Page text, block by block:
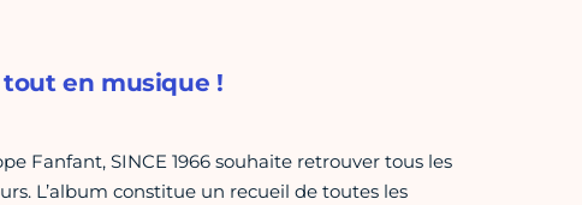
en musique !
Fanfant, SINCE 1966 souhaite retrouver tous les
L’album constitue un recueil de toutes les